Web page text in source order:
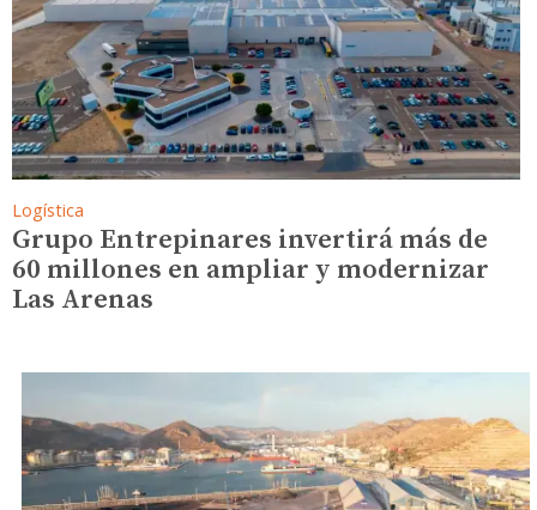
Logística
Grupo Entrepinares invertirá más de
60 millones en ampliar y modernizar
Las Arenas